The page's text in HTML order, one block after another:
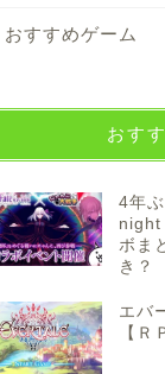
おすすめゲーム
おす
4年
night
ボま
き？
エバ
【Ｒ